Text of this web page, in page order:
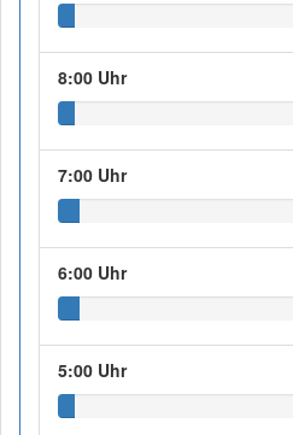
8:00 Uhr
7:00 Uhr
6:00 Uhr
5:00 Uhr